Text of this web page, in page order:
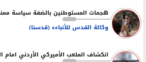
وكالة القدس للأنباءء (قدسنا)
انكشاف الملعب الأميركي الأردني امام